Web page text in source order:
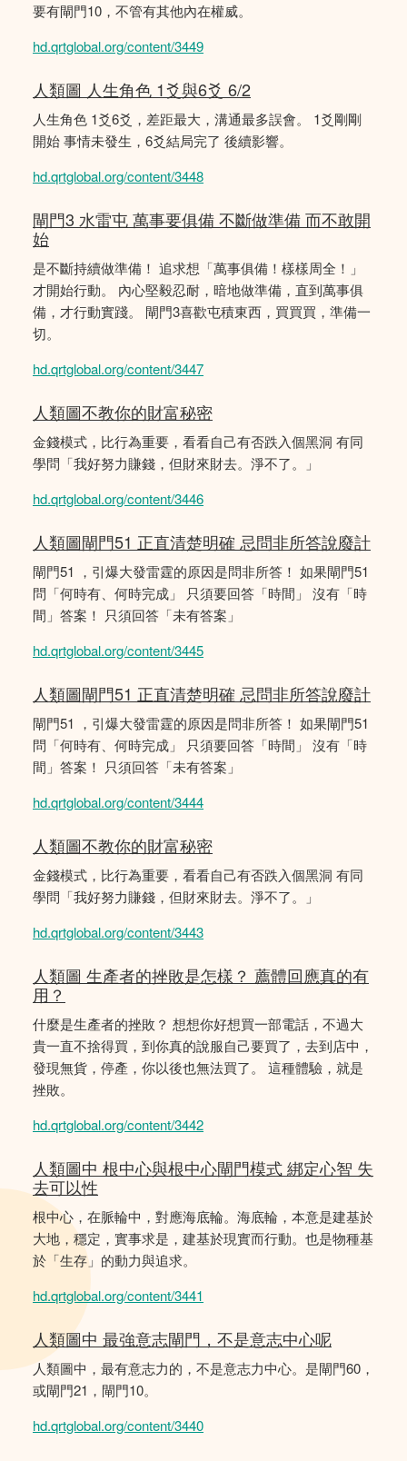
要有閘門10，不管有其他內在權威。
hd.qrtglobal.org/content/3449
人類圖 人生角色 1爻與6爻 6/2
人生角色 1爻6爻，差距最大，溝通最多誤會。 1爻剛剛
開始 事情未發生，6爻結局完了 後續影響。
hd.qrtglobal.org/content/3448
閘門3 水雷屯 萬事要俱備 不斷做準備 而不敢開
始
是不斷持續做準備！ 追求想「萬事俱備！樣樣周全！」
才開始行動。 內心堅毅忍耐，暗地做準備，直到萬事俱
備，才行動實踐。 閘門3喜歡屯積東西，買買買，準備一
切。
hd.qrtglobal.org/content/3447
人類圖不教你的財富秘密
金錢模式，比行為重要，看看自己有否跌入個黑洞 有同
學問「我好努力賺錢，但財來財去。淨不了。」
hd.qrtglobal.org/content/3446
人類圖閘門51 正直清楚明確 忌問非所答說廢計
閘門51 ，引爆大發雷霆的原因是問非所答！ 如果閘門51
問「何時有、何時完成」 只須要回答「時間」 沒有「時
間」答案！ 只須回答「未有答案」
hd.qrtglobal.org/content/3445
人類圖閘門51 正直清楚明確 忌問非所答說廢計
閘門51 ，引爆大發雷霆的原因是問非所答！ 如果閘門51
問「何時有、何時完成」 只須要回答「時間」 沒有「時
間」答案！ 只須回答「未有答案」
hd.qrtglobal.org/content/3444
人類圖不教你的財富秘密
金錢模式，比行為重要，看看自己有否跌入個黑洞 有同
學問「我好努力賺錢，但財來財去。淨不了。」
hd.qrtglobal.org/content/3443
人類圖 生產者的挫敗是怎樣？ 薦體回應真的有
用？
什麼是生產者的挫敗？ 想想你好想買一部電話，不過大
貴一直不捨得買，到你真的說服自己要買了，去到店中，
發現無貨，停產，你以後也無法買了。 這種體驗，就是
挫敗。
hd.qrtglobal.org/content/3442
人類圖中 根中心與根中心閘門模式 綁定心智 失
去可以性
根中心，在脈輪中，對應海底輪。海底輪，本意是建基於
大地，穩定，實事求是，建基於現實而行動。也是物種基
於「生存」的動力與追求。
hd.qrtglobal.org/content/3441
人類圖中 最強意志閘門，不是意志中心呢
人類圖中，最有意志力的，不是意志力中心。是閘門60，
或閘門21，閘門10。
hd.qrtglobal.org/content/3440